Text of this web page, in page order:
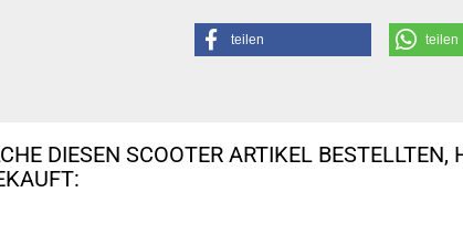
teilen teilen
DIESEN SCOOTER ARTIKEL